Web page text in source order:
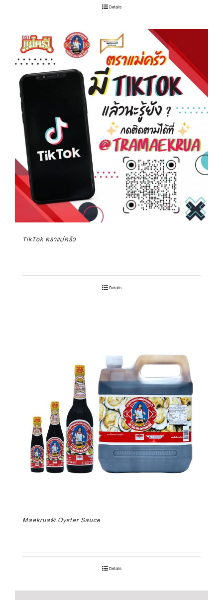
Details
TikTok ตราแม่ครัว
Details
Maekrua® Oyster Sauce
Details